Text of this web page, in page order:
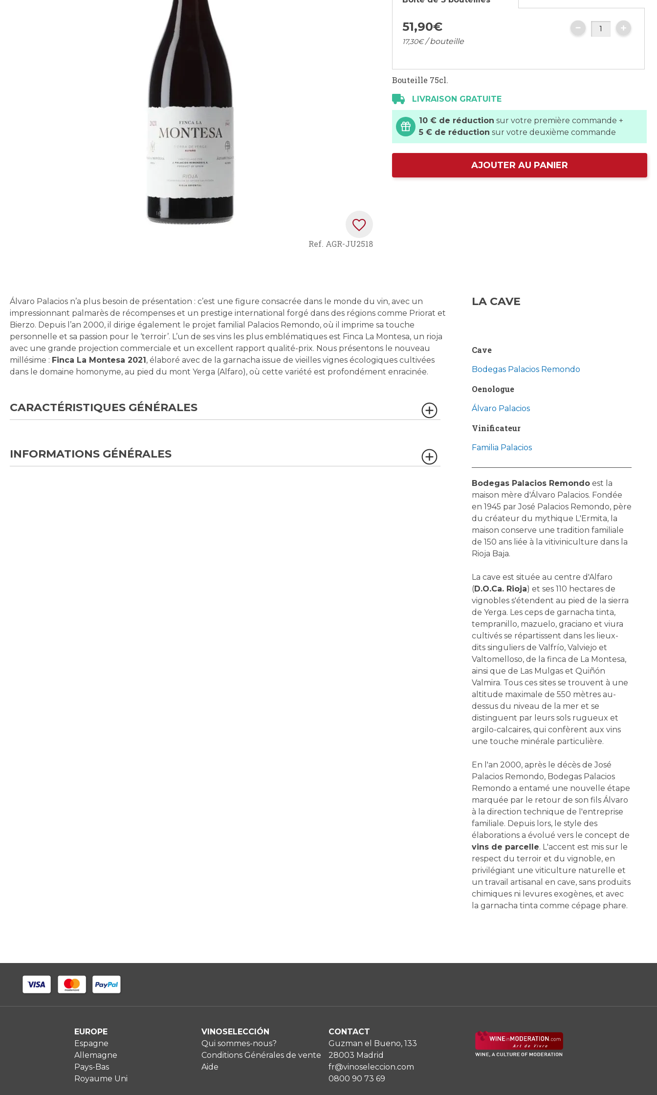
of
the
images
gallery
Ref. AGR-JU2518
51,90€
17,30€/ bouteille
Bouteille 75cl.
LIVRAISON GRATUITE
10 € de réduction sur votre première commande +
5 € de réduction sur votre deuxième commande
AJOUTER AU PANIER
Álvaro Palacios n’a plus besoin de présentation : c’est une figure consacrée dans le monde du vin, avec un
impressionnant palmarès de récompenses et un prestige international forgé dans des régions comme Priorat et
Bierzo. Depuis l’an 2000, il dirige également le projet familial Palacios Remondo, où il imprime sa touche
personnelle et sa passion pour le ‘terroir’. L’un de ses vins les plus emblématiques est Finca La Montesa, un rioja
avec une grande projection commerciale et un excellent rapport qualité-prix. Nous présentons le nouveau
millésime : Finca La Montesa 2021, élaboré avec de la garnacha issue de vieilles vignes écologiques cultivées
dans le domaine homonyme, au pied du mont Yerga (Alfaro), où cette variété est profondément enracinée.
CARACTÉRISTIQUES GÉNÉRALES
INFORMATIONS GÉNÉRALES
LA CAVE
Cave
Bodegas Palacios Remondo
Oenologue
Álvaro Palacios
Vinificateur
Familia Palacios
Bodegas Palacios Remondoest la
maison mère d'Álvaro Palacios. Fondée
en 1945 par José Palacios Remondo, père
du créateur du mythique L'Ermita, la
maison conserve une tradition familiale
de 150 ans liée à la vitiviniculture dans la
Rioja Baja.
La cave est située au centre d'Alfaro
(D.O.Ca. Rioja) et ses 110 hectares de
vignobles s'étendent au pied de la sierra
de Yerga. Les ceps de garnacha tinta,
tempranillo, mazuelo, graciano et viura
cultivés se répartissent dans les lieux-
dits singuliers de Valfrío, Valviejo et
Valtomelloso, de la finca de La Montesa,
ainsi que de Las Mulgas et Quiñón
Valmira. Tous ces sites se trouvent à une
altitude maximale de 550 mètres au-
dessus du niveau de la mer et se
distinguent par leurs sols rugueux et
argilo-calcaires, qui confèrent aux vins
une touche minérale particulière.
En l'an 2000, après le décès de José
Palacios Remondo, Bodegas Palacios
Remondo a entamé une nouvelle étape
marquée par le retour de son fils Álvaro
à la direction technique de l'entreprise
familiale. Depuis lors, le style des
élaborations a évolué vers le concept de
vins de parcelle. L'accent est mis sur le
respect du terroir et du vignoble, en
privilégiant une viticulture naturelle et
un travail artisanal en cave, sans produits
chimiques ni levures exogènes, et avec
la garnacha tinta comme cépage phare.
EUROPE
Espagne
Allemagne
Pays-Bas
Royaume Uni
VINOSELECCIÓN
Qui sommes-nous?
Conditions Générales de vente
Aide
CONTACT
Guzman el Bueno, 133
28003 Madrid
fr@vinoseleccion.com
0800 90 73 69